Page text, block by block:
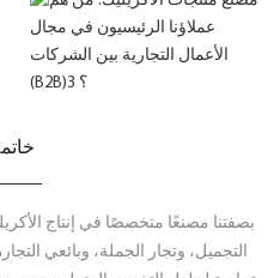
بصفتنا مصنعًا متخصصًا في إنتاج
التجميل، وتجار الجملة، وبائعي